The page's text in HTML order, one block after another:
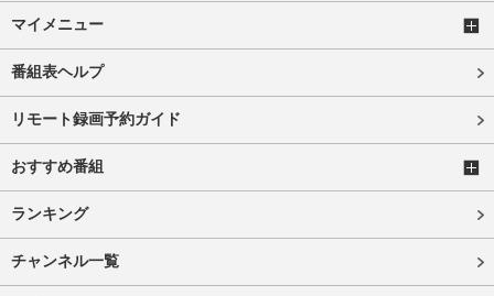
マイメニュー
番組表ヘルプ
リモート録画予約ガイド
おすすめ番組
ランキング
チャンネル一覧